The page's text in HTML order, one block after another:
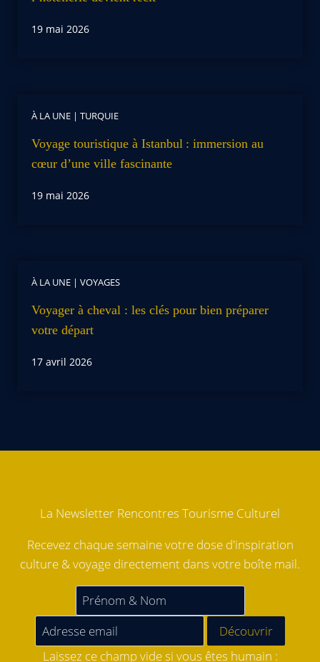
19 mai 2026
À LA UNE | TURQUIE
Voyage touristique à Istanbul : immersion au
cœur d’une ville fascinante
19 mai 2026
À LA UNE | VOYAGES
Voyager à cheval : les clés pour bien préparer
votre départ
17 avril 2026
La Newsletter Rencontres Tourisme Culturel
Recevez chaque semaine votre dose d'inspiration
culture & voyage directement dans votre boîte mail.
Laissez ce champ vide si vous êtes humain :